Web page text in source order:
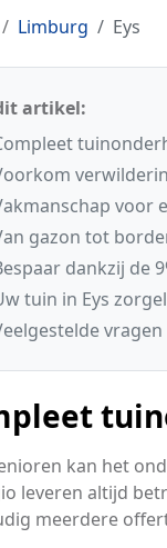
Limburg Eys
artikel:
voor
gazon tot
dankzij de
tuin in Eys
vragen
kan het
leveren altijd
meerdere